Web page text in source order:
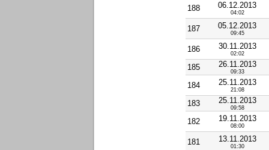
188 06.12.2013
04:02
187 05.12.2013
09:45
186 30.11.2013
02:02
185 26.11.2013
09:33
184 25.11.2013
21:08
183 25.11.2013
09:58
182 19.11.2013
08:00
181 13.11.2013
01:30